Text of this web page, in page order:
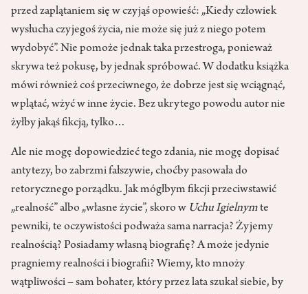
przed zaplątaniem się w czyjąś opowieść: „Kiedy człowiek
wysłucha czyjegoś życia, nie może się już z niego potem
wydobyć”. Nie pomoże jednak taka przestroga, ponieważ
skrywa też pokusę, by jednak spróbować. W dodatku książka
mówi również coś przeciwnego, że dobrze jest się wciągnąć,
wplątać, wżyć w inne życie. Bez ukrytego powodu autor nie
żyłby jakąś fikcją, tylko…
Ale nie mogę dopowiedzieć tego zdania, nie mogę dopisać
antytezy, bo zabrzmi fałszywie, choćby pasowała do
retorycznego porządku. Jak mógłbym fikcji przeciwstawić
„realność” albo „własne życie”, skoro w Uchu Igielnymte
pewniki, te oczywistości podważa sama narracja? Żyjemy
realnością? Posiadamy własną biografię? A może jedynie
pragniemy realności i biografii? Wiemy, kto mnoży
wątpliwości – sam bohater, który przez lata szukał siebie, by